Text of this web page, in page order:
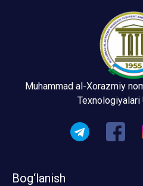
Muhammad al-Xorazmiy
Bog‘lanish